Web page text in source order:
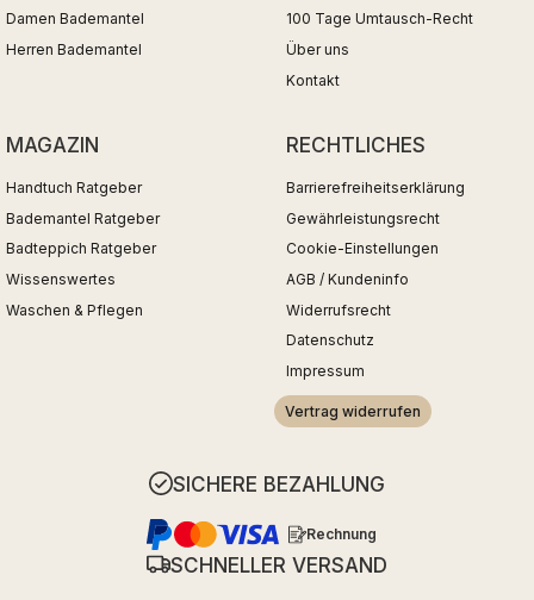
Damen Bademantel
Herren Bademantel
100 Tage Umtausch-Recht
Über uns
Kontakt
MAGAZIN
Handtuch Ratgeber
Bademantel Ratgeber
Badteppich Ratgeber
Wissenswertes
Waschen & Pflegen
RECHTLICHES
Barrierefreiheitserklärung
Gewährleistungsrecht
Cookie-Einstellungen
AGB / Kundeninfo
Widerrufsrecht
Datenschutz
Impressum
Vertrag widerrufen
SICHERE BEZAHLUNG
Rechnung
SCHNELLER VERSAND